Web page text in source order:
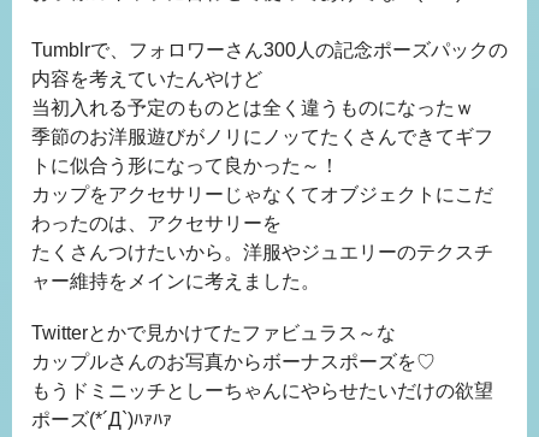
Tumblrで、フォロワーさん300人の記念ポーズパックの
内容を考えていたんやけど
当初入れる予定のものとは全く違うものになったｗ
季節のお洋服遊びがノリにノッてたくさんできてギフ
トに似合う形になって良かった～！
カップをアクセサリーじゃなくてオブジェクトにこだ
わったのは、アクセサリーを
たくさんつけたいから。洋服やジュエリーのテクスチ
ャー維持をメインに考えました。
Twitterとかで見かけてたファビュラス～な
カップルさんのお写真からボーナスポーズを♡
もうドミニッチとしーちゃんにやらせたいだけの欲望
ポーズ(*´Д`)ﾊｧﾊｧ